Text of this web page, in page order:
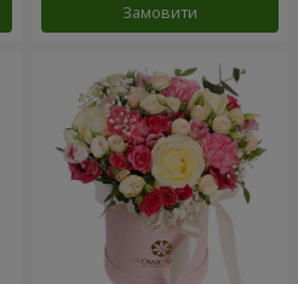
Замовити